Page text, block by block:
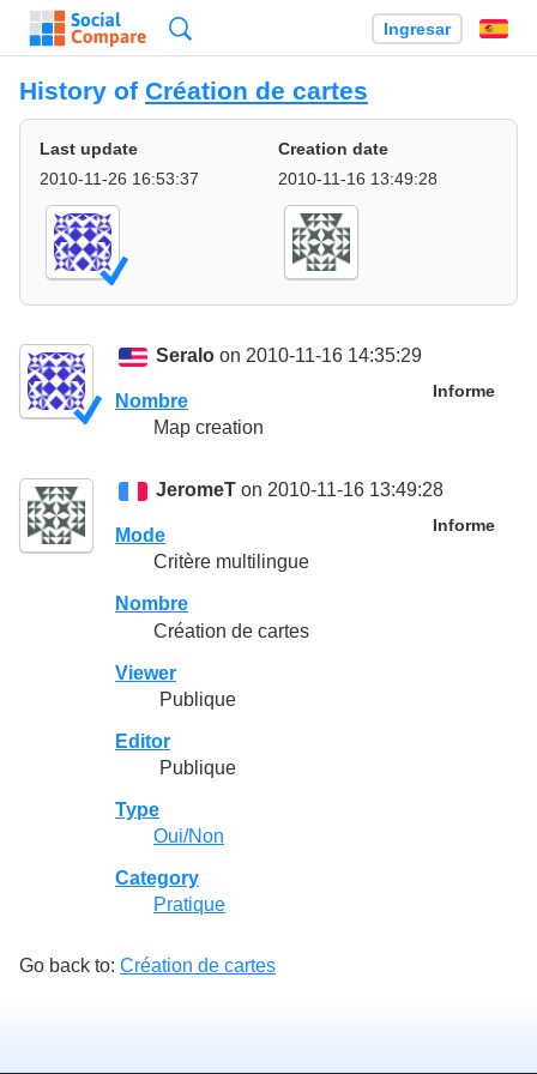
Ingresar
History of Création de cartes
Last update
2010-11-26 16:53:37
Creation date
2010-11-16 13:49:28
Seralo on 2010-11-16 14:35:29
Informe
Nombre
Map creation
JeromeT on 2010-11-16 13:49:28
Informe
Mode
Critère multilingue
Nombre
Création de cartes
Viewer
Publique
Editor
Publique
Type
Oui/Non
Category
Pratique
Go back to: Création de cartes